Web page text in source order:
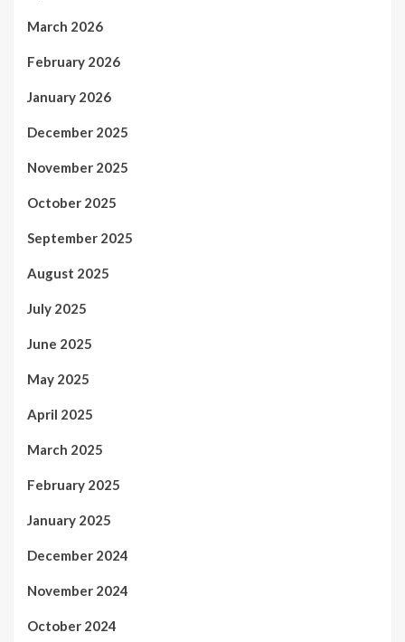
March 2026
February 2026
January 2026
December 2025
November 2025
October 2025
September 2025
August 2025
July 2025
June 2025
May 2025
April 2025
March 2025
February 2025
January 2025
December 2024
November 2024
October 2024